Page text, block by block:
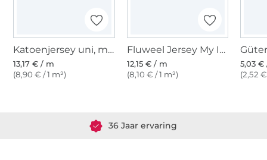
Katoenjersey uni, marineblauw
13,17 € / m
(8,90 € / 1 m²)
Fluweel Jersey My Image, donkerblauw
12,15 € / m
(8,10 € / 1 m²)
5,03
(2,52
36 Jaar ervaring